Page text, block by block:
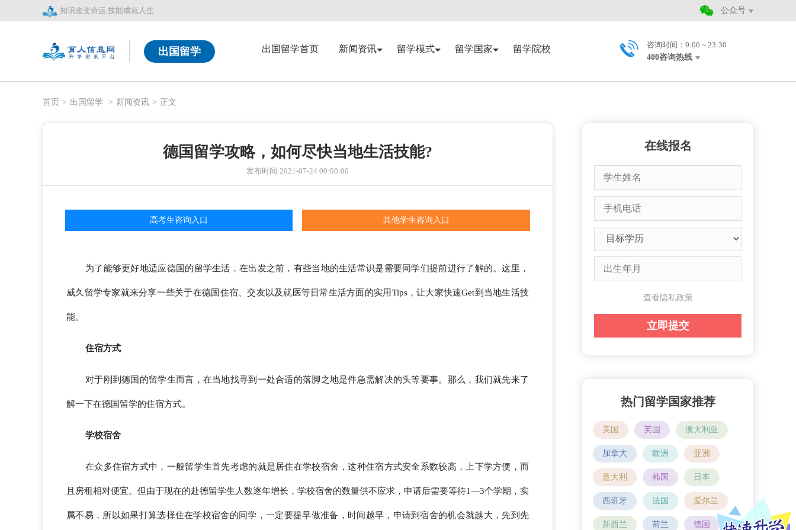
知识改变命运,技能成就人生 公众号
出国留学 出国留学首页 新闻资讯 留学模式 留学国家 留学院校
咨询时间：9:00 ~ 23:30
400咨询热线
首页 > 出国留学 > 新闻资讯 > 正文
德国留学攻略，如何尽快当地生活技能?
发布时间:2021-07-24 00:00:00
高考生咨询入口 其他学生咨询入口
为了能够更好地适应德国的留学生活，在出发之前，有些当地的生活常识是需要同学们提前进行了解的。这里，
威久留学专家就来分享一些关于在德国住宿、交友以及就医等日常生活方面的实用Tips，让大家快速Get到当地生活技
能。
住宿方式
对于刚到德国的留学生而言，在当地找寻到一处合适的落脚之地是件急需解决的头等要事。那么，我们就先来了
解一下在德国留学的住宿方式。
学校宿舍
在众多住宿方式中，一般留学生首先考虑的就是居住在学校宿舍，这种住宿方式安全系数较高，上下学方便，而
且房租相对便宜。但由于现在的赴德留学生人数逐年增长，学校宿舍的数量供不应求，申请后需要等待1—3个学期，实
属不易，所以如果打算选择住在学校宿舍的同学，一定要提早做准备，时间越早，申请到宿舍的机会就越大，先到先
在线报名
查看隐私政策
热门留学国家推荐
美国 英国 澳大利亚
加拿大 欧洲 亚洲
意大利 韩国 日本
西班牙 法国 爱尔兰
新西兰 荷兰 德国